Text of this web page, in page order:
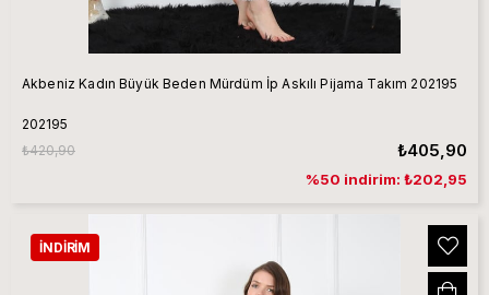
Akbeniz Kadın Büyük Beden Mürdüm İp Askılı Pijama Takım 202195
202195
₺405,90
₺420,90
%50 indirim: ₺202,95
İNDIRIM